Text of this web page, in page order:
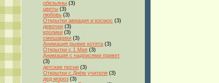
обезьяны (3)
цветы (3)
любовь (3)
Открытки авиация и космос (3)
девочки (3)
кролики (3)
смешарики (3)
Анимация рыжие котята (3)
Открытки с 1 Мая (3)
Анимация с надписями привет
(3)
детские песни (3)
Открытки с Днём учителя (3)
дед мороз (3)